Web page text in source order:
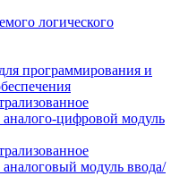
логического
программирования и
цифровой модуль
модуль ввода/